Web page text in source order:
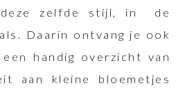
zelfde stijl, in de
Daarin ontvang je ook
handig overzicht van
aan kleine bloemetjes